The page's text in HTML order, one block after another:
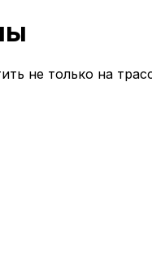
не только на